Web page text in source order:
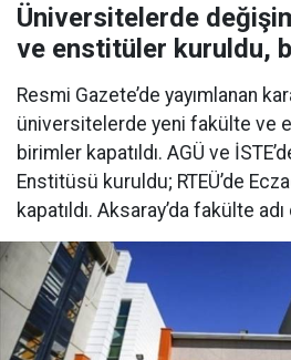
Üniversitelerde
ve enstitüler kuruldu,
Resmi Gazete’de yayımlanan
üniversitelerde yeni fakülte ve
birimler kapatıldı. AGÜ ve
Enstitüsü kuruldu; RTEÜ’de
kapatıldı. Aksaray’da fakülte